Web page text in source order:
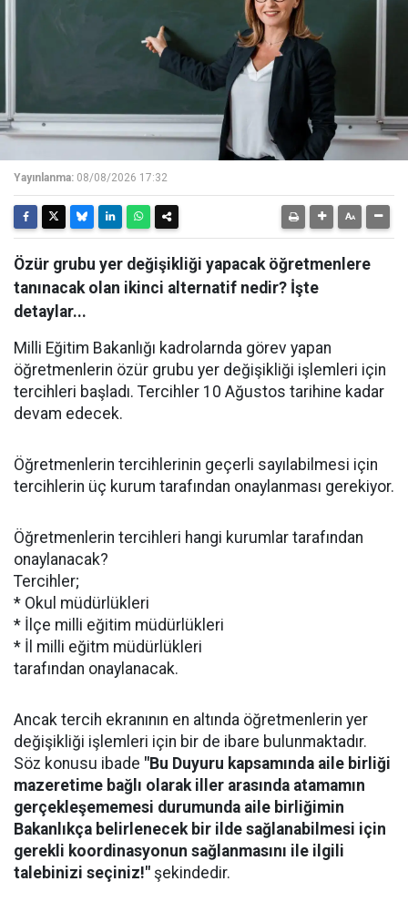
Yayınlanma: 08/08/2026 17:32
Özür grubu yer değişikliği yapacak öğretmenlere
tanınacak olan ikinci alternatif nedir? İşte
detaylar...
Milli Eğitim Bakanlığı kadrolarnda görev yapan
öğretmenlerin özür grubu yer değişikliği işlemleri için
tercihleri başladı. Tercihler 10 Ağustos tarihine kadar
devam edecek.
Öğretmenlerin tercihlerinin geçerli sayılabilmesi için
tercihlerin üç kurum tarafından onaylanması gerekiyor.
Öğretmenlerin tercihleri hangi kurumlar tarafından
onaylanacak?
Tercihler;
* Okul müdürlükleri
* İlçe milli eğitim müdürlükleri
* İl milli eğitm müdürlükleri
tarafından onaylanacak.
Ancak tercih ekranının en altında öğretmenlerin yer
değişikliği işlemleri için bir de ibare bulunmaktadır.
Söz konusu ibade "Bu Duyuru kapsamında aile birliği
mazeretime bağlı olarak iller arasında atamamın
gerçekleşememesi durumunda aile birliğimin
Bakanlıkça belirlenecek bir ilde sağlanabilmesi için
gerekli koordinasyonun sağlanmasını ile ilgili
talebinizi seçiniz!" şekindedir.